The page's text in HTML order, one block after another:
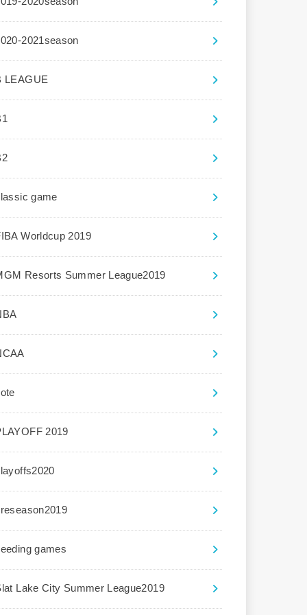
2021season
LEAGUE
game
Worldcup 2019
Resorts Summer League2019
2019
games
Lake City Summer League2019